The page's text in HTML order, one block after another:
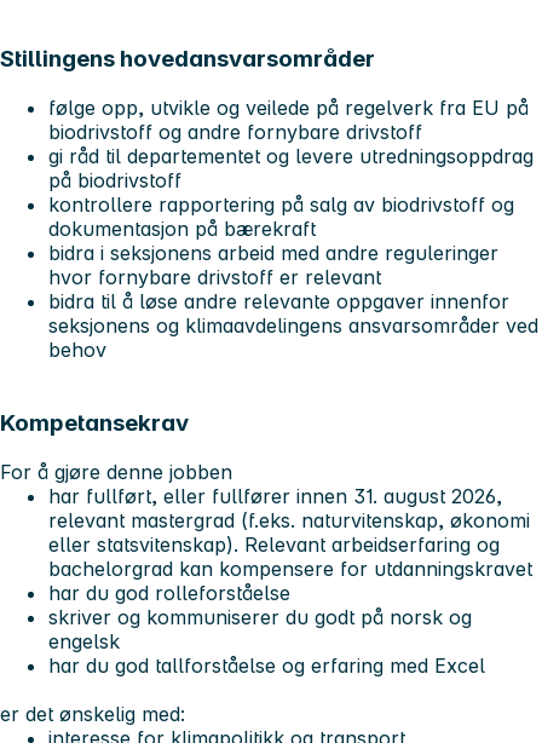
Stillingens hovedansvarsområder
følge opp, utvikle og veilede på regelverk fra EU på
biodrivstoff og andre fornybare drivstoff
gi råd til departementet og levere utredningsoppdrag
på biodrivstoff
kontrollere rapportering på salg av biodrivstoff og
dokumentasjon på bærekraft
bidra i seksjonens arbeid med andre reguleringer
hvor fornybare drivstoff er relevant
bidra til å løse andre relevante oppgaver innenfor
seksjonens og klimaavdelingens ansvarsområder ved
behov
Kompetansekrav
For å gjøre denne jobben
har fullført, eller fullfører innen 31. august 2026,
relevant mastergrad (f.eks. naturvitenskap, økonomi
eller statsvitenskap). Relevant arbeidserfaring og
bachelorgrad kan kompensere for utdanningskravet
har du god rolleforståelse
skriver og kommuniserer du godt på norsk og
engelsk
har du god tallforståelse og erfaring med Excel
er det ønskelig med:
interesse for klimapolitikk og transport